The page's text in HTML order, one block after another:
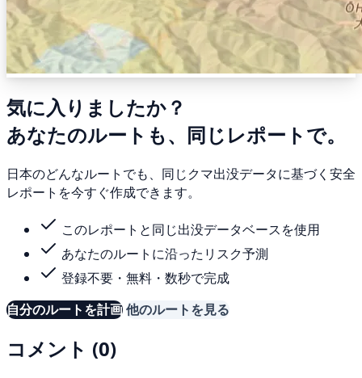
気に入りましたか？
あなたのルートも、同じレポートで。
日本のどんなルートでも、同じクマ出没データに基づく安全
レポートを今すぐ作成できます。
このレポートと同じ出没データベースを使用
あなたのルートに沿ったリスク予測
登録不要・無料・数秒で完成
自分のルートを計画他のルートを見る
コメント (0)